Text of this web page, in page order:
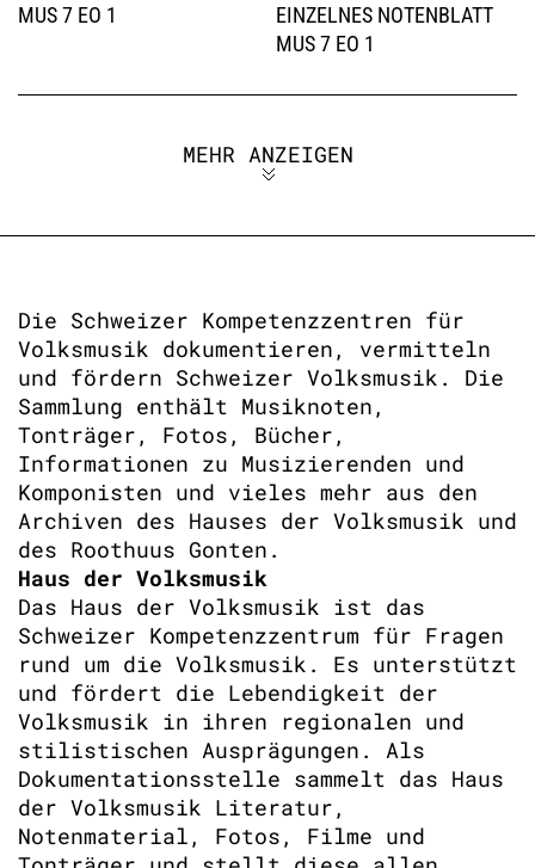
MUS 7 EO 1
EINZELNES NOTENBLATT
MUS 7 EO 1
MEHR ANZEIGEN
Die Schweizer Kompetenzzentren für
Volksmusik dokumentieren, vermitteln
und fördern Schweizer Volksmusik. Die
Sammlung enthält Musiknoten,
Tonträger, Fotos, Bücher,
Informationen zu Musizierenden und
Komponisten und vieles mehr aus den
Archiven des Hauses der Volksmusik und
des Roothuus Gonten.
Haus der Volksmusik
Das Haus der Volksmusik ist das
Schweizer Kompetenzzentrum für Fragen
rund um die Volksmusik. Es unterstützt
und fördert die Lebendigkeit der
Volksmusik in ihren regionalen und
stilistischen Ausprägungen. Als
Dokumentationsstelle sammelt das Haus
der Volksmusik Literatur,
Notenmaterial, Fotos, Filme und